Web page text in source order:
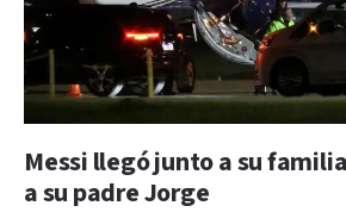
Messi llegó junto a su
a su padre Jorge